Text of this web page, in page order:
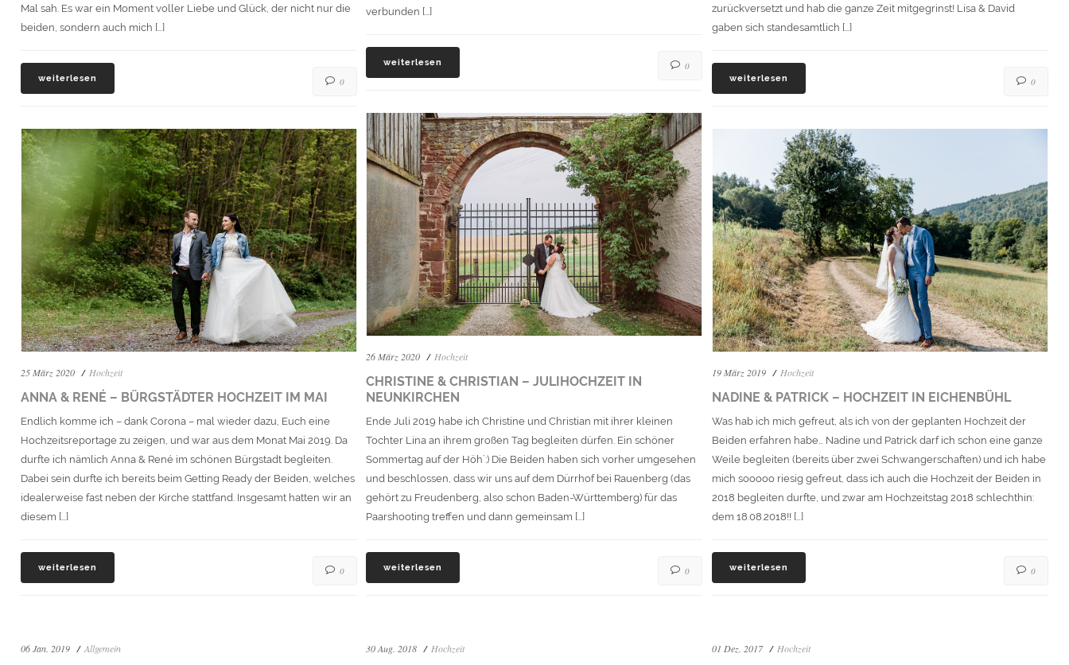
Mal sah. Es war ein Moment voller Liebe und Glück, der nicht nur die
beiden, sondern auch mich […]
weiterlesen 0
verbunden […]
weiterlesen 0
zurückversetzt und hab die ganze Zeit mitgegrinst! Lisa & David
gaben sich standesamtlich […]
weiterlesen 0
26 März 2020 Hochzeit
CHRISTINE & CHRISTIAN – JULIHOCHZEIT IN
NEUNKIRCHEN
Ende Juli 2019 habe ich Christine und Christian mit ihrer kleinen
Tochter Lina an ihrem großen Tag begleiten dürfen. Ein schöner
Sommertag auf der Höh´:) Die Beiden haben sich vorher umgesehen
und beschlossen, dass wir uns auf dem Dürrhof bei Rauenberg (das
gehört zu Freudenberg, also schon Baden-Württemberg) für das
Paarshooting treffen und dann gemeinsam […]
weiterlesen 0
25 März 2020 Hochzeit
ANNA & RENÉ – BÜRGSTÄDTER HOCHZEIT IM MAI
Endlich komme ich – dank Corona – mal wieder dazu, Euch eine
Hochzeitsreportage zu zeigen, und war aus dem Monat Mai 2019. Da
durfte ich nämlich Anna & René im schönen Bürgstadt begleiten.
Dabei sein durfte ich bereits beim Getting Ready der Beiden, welches
idealerweise fast neben der Kirche stattfand. Insgesamt hatten wir an
diesem […]
weiterlesen 0
19 März 2019 Hochzeit
NADINE & PATRICK – HOCHZEIT IN EICHENBÜHL
Was hab ich mich gefreut, als ich von der geplanten Hochzeit der
Beiden erfahren habe… Nadine und Patrick darf ich schon eine ganze
Weile begleiten (bereits über zwei Schwangerschaften) und ich habe
mich sooooo riesig gefreut, dass ich auch die Hochzeit der Beiden in
2018 begleiten durfte, und zwar am Hochzeitstag 2018 schlechthin:
dem 18.08.2018!! […]
weiterlesen 0
06 Jan. 2019 Allgemein 30 Aug. 2018 Hochzeit 01 Dez. 2017 Hochzeit